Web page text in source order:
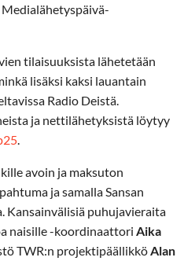
Medialähetyspäivä-
tilaisuuksista lähetetään
lisäksi kaksi lauantain
Radio Deistä.
ja nettilähetyksistä löytyy
avoin ja maksuton
ja samalla Sansan
Kansainvälisiä puhujavieraita
naisille -koordinaattori Aika
TWR:n projektipäällikkö Alan